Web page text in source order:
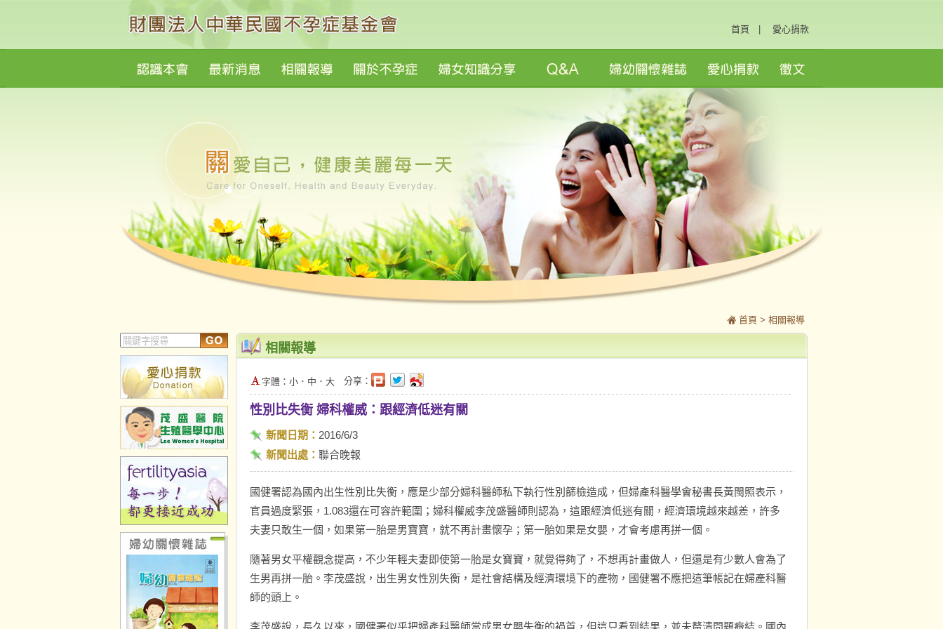
首頁 愛心捐款
首頁 > 相關報導
相關報導
字體： 小 ． 中 ． 大 分享：
性別比失衡 婦科權威：跟經濟低迷有關
新聞日期： 2016/6/3
新聞出處： 聯合晚報
國健署認為國內出生性別比失衡，應是少部分婦科醫師私下執行性別篩檢造成，但婦產科醫學會秘書長黃閩照表示，
官員過度緊張，1.083還在可容許範圍；婦科權威李茂盛醫師則認為，這跟經濟低迷有關，經濟環境越來越差，許多
夫妻只敢生一個，如果第一胎是男寶寶，就不再計畫懷孕；第一胎如果是女嬰，才會考慮再拼一個。
隨著男女平權觀念提高，不少年輕夫妻即使第一胎是女寶寶，就覺得夠了，不想再計畫做人，但還是有少數人會為了
生男再拼一胎。李茂盛說，出生男女性別失衡，是社會結構及經濟環境下的產物，國健署不應把這筆帳記在婦產科醫
師的頭上。
李茂盛說，長久以來，國健署似乎把婦產科醫師當成男女嬰失衡的禍首，但這只看到結果，並未釐清問題癥結。國內